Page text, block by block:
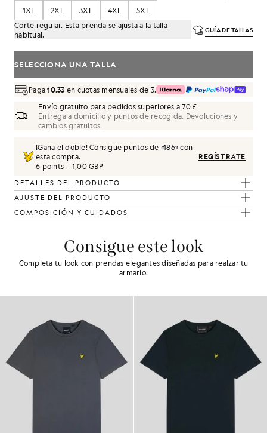
1XL
2XL 3XL 4XL
5XL
Corte regular. Esta prenda se ajusta a la talla
habitual.
GUÍA DE TALLAS
SELECCIONA UNA TALLA
Paga10.33 en cuotas mensuales de 3.
Envío gratuito para pedidos superiores a 70 £
Entrega a domicilio y puntos de recogida. Devoluciones y
cambios gratuitos.
¡Gana el doble! Consigue puntos de «186» con
esta compra.
6 points = 1,00 GBP
REGÍSTRATE
DETALLES DEL PRODUCTO
AJUSTE DEL PRODUCTO
COMPOSICIÓN Y CUIDADOS
Consigue este look
Completa tu look con prendas elegantes diseñadas para realzar tu
armario.